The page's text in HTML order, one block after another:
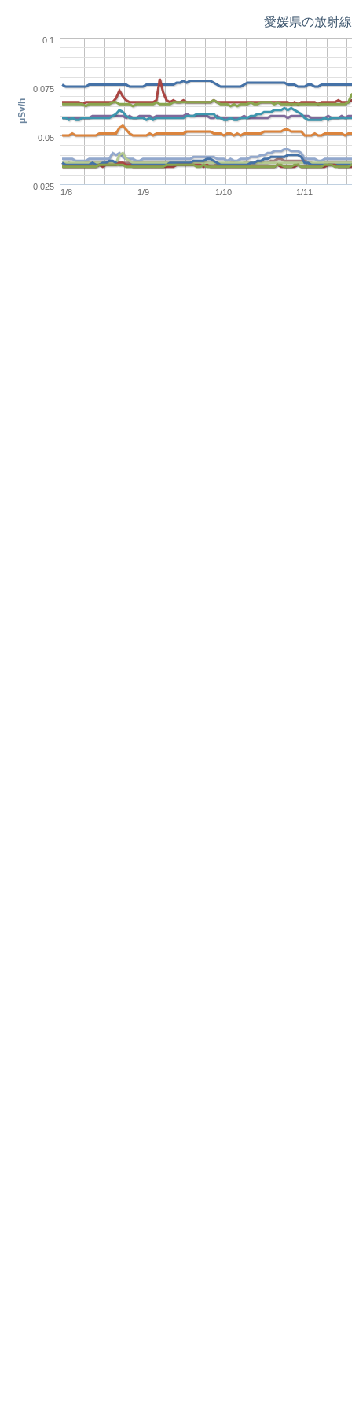
愛媛県の放射
1/8 1/9 1/10 1/11
0.025
0.05
0.075
0.1
μSv/h